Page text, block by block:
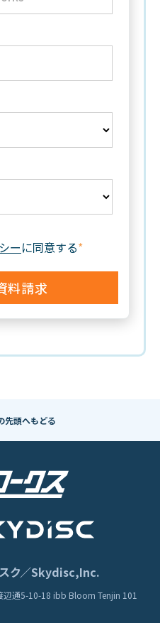
ーに同意する*
先頭へもどる
スク／Skydisc,Inc.
辺通5-10-18 ibb Bloom Tenjin 101